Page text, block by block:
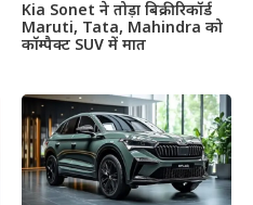
Kia Sonet ने तोड़ा बिक्री रिकॉर्ड
Maruti, Tata, Mahindra को
कॉम्पैक्ट SUV में मात